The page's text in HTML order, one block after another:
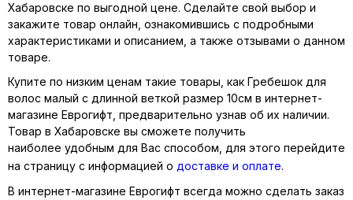
Хабаровске по выгодной цене. Сделайте свой выбор и
закажите товар онлайн, ознакомившись с подробными
характеристиками и описанием, а также отзывами о данном
товаре.
Купите по низким ценам такие товары, как Гребешок для
волос малый с длинной веткой размер 10см в интернет-
магазине Еврогифт, предварительно узнав об их наличии.
Товар в Хабаровске вы сможете получить
наиболее удобным для Вас способом, для этого перейдите
на страницу с информацией о доставке и оплате.
В интернет-магазине Еврогифт всегда можно сделать заказ